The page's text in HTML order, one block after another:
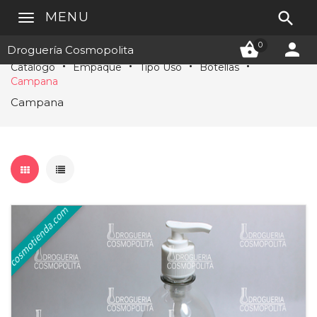
Droguería Cosmopolita 0 
MENU 
Catálogo Empaque Tipo Uso
Botellas
Campana
Campana